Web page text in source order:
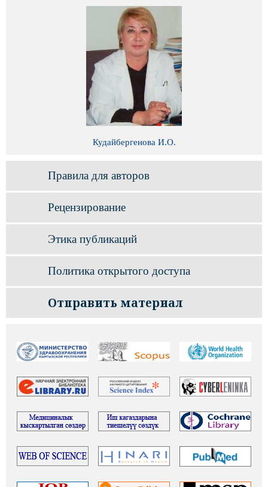
Кудайбергенова И.О.
Правила для авторов
Рецензирование
Этика публикаций
Политика открытого доступа
Отправить материал